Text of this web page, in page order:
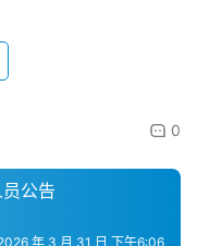
0
公告
年 3 月 31 日 下午6:06